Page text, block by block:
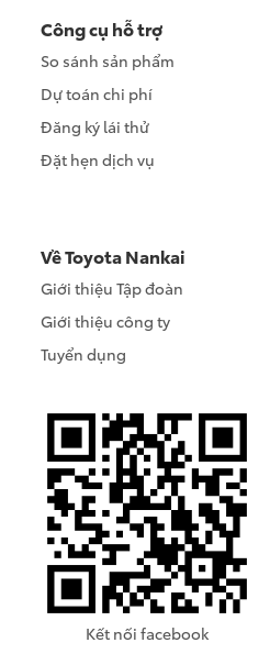
Công cụ hỗ trợ
So sánh sản phẩm
Dự toán chi phí
Đăng ký lái thử
Đặt hẹn dịch vụ
Về Toyota Nankai
Giới thiệu Tập đoàn
Giới thiệu công ty
Tuyển dụng
Kết nối facebook